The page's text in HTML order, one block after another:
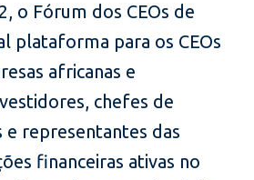
o Fórum dos CEOs de
plataforma para os CEOs
africanas e
chefes de
e representantes das
financeiras ativas no